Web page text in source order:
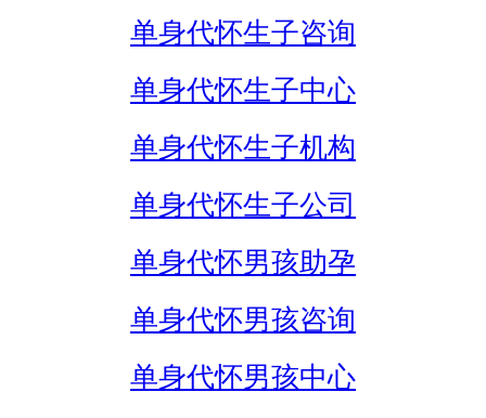
单身代怀生子咨询
单身代怀生子中心
单身代怀生子机构
单身代怀生子公司
单身代怀男孩助孕
单身代怀男孩咨询
单身代怀男孩中心